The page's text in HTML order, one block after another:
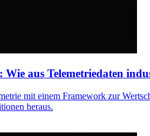
Wie aus Telemetriedaten
mit einem Framework zur
heraus.